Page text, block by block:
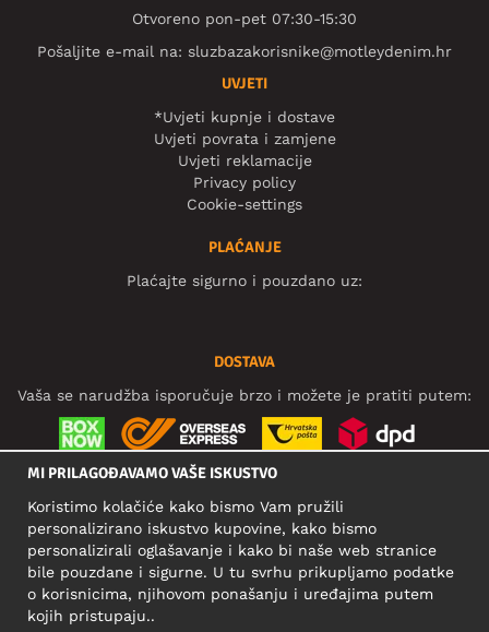
Otvoreno pon-pet 07:30-15:30
Pošaljite e-mail na: sluzbazakorisnike@motleydenim.hr
UVJETI
*Uvjeti kupnje i dostave
Uvjeti povrata i zamjene
Uvjeti reklamacije
Privacy policy
Cookie-settings
PLAĆANJE
Plaćajte sigurno i pouzdano uz:
DOSTAVA
Vaša se narudžba isporučuje brzo i možete je pratiti putem:
POSLOVNA ADRESA
MI PRILAGOĐAVAMO VAŠE ISKUSTVO
Koristimo kolačiće kako bismo Vam pružili
personalizirano iskustvo kupovine, kako bismo
personalizirali oglašavanje i kako bi naše web stranice
bile pouzdane i sigurne. U tu svrhu prikupljamo podatke
o korisnicima, njihovom ponašanju i uređajima putem
kojih pristupaju..